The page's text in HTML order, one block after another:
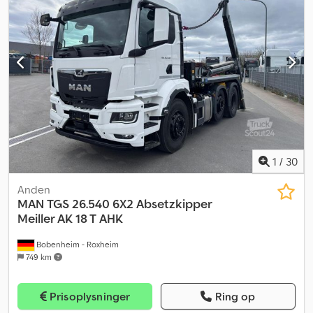
1 / 30
Bobenheim - Roxheim
749 km
Anden
MAN TGS 26.540 6X2 Absetzkipper
Meiller AK 18 T AHK
Prisoplysninger Ring op